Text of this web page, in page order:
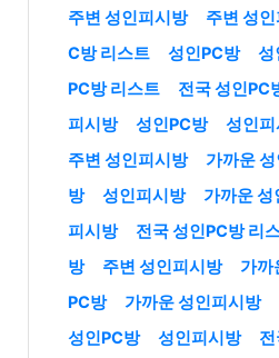
주변 성인피시방
주변 성
C방 리스트
성인PC방 성
PC방 리스트
전국 성인PC
피시방
성인PC방 성인
주변 성인피시방
가까운
방
성인피시방 가까운
피시방
전국 성인PC방 리
방
주변 성인피시방 가까
PC방
가까운 성인피시방
성인PC방
성인피시방